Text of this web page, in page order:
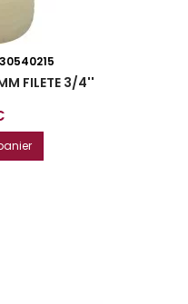
FILETE 3/4''